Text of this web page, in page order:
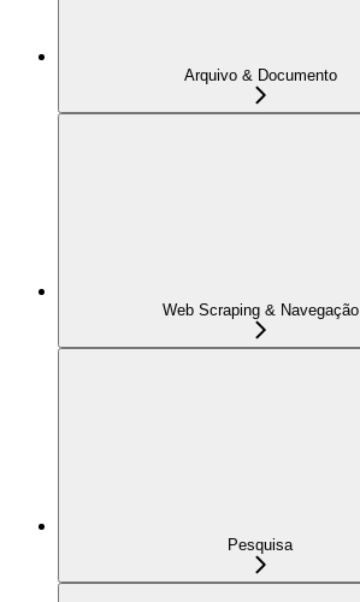
Arquivo & Documento
Web Scraping & Navegação
Pesquisa